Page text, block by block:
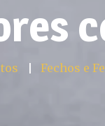
Fechos e